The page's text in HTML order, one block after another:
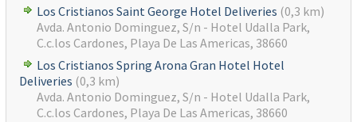
Los Cristianos Saint George Hotel Deliveries (0,3 km)
Avda. Antonio Dominguez, S/n - Hotel Udalla Park,
C.c.los Cardones, Playa De Las Americas, 38660
Los Cristianos Spring Arona Gran Hotel Hotel
Deliveries (0,3 km)
Avda. Antonio Dominguez, S/n - Hotel Udalla Park,
C.c.los Cardones, Playa De Las Americas, 38660